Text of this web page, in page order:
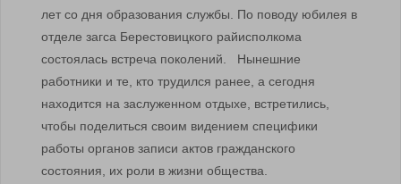
лет со дня образования службы. По поводу юбилея в
отделе загса Берестовицкого райисполкома
состоялась встреча поколений. Нынешние
работники и те, кто трудился ранее, а сегодня
находится на заслуженном отдыхе, встретились,
чтобы поделиться своим видением специфики
работы органов записи актов гражданского
состояния, их роли в жизни общества.